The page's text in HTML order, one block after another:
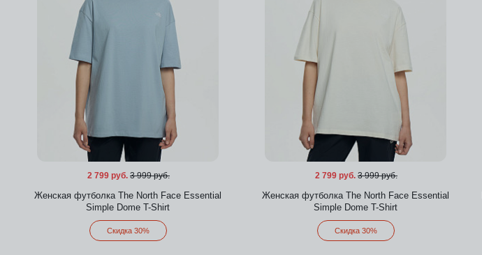
2 799 руб. 3 999 руб.
Женская футболка The North Face Essential
Simple Dome T-Shirt
Скидка 30%
2 799 руб. 3 999 руб.
Женская футболка The North Face Essential
Simple Dome T-Shirt
Скидка 30%